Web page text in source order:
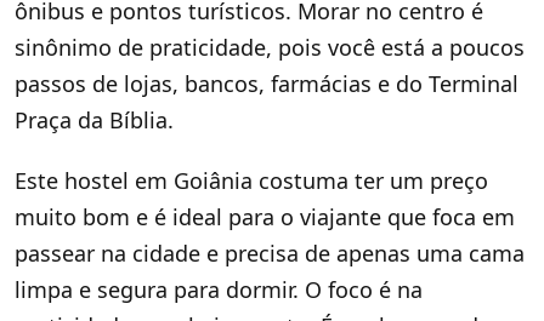
ônibus e pontos turísticos. Morar no centro é
sinônimo de praticidade, pois você está a poucos
passos de lojas, bancos, farmácias e do Terminal
Praça da Bíblia.
Este hostel em Goiânia costuma ter um preço
muito bom e é ideal para o viajante que foca em
passear na cidade e precisa de apenas uma cama
limpa e segura para dormir. O foco é na